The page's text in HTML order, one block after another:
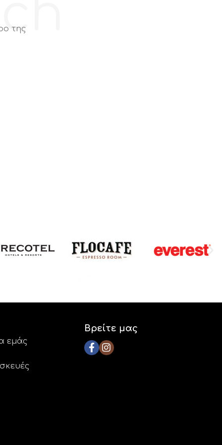
της
εμάς
Βρείτε μας